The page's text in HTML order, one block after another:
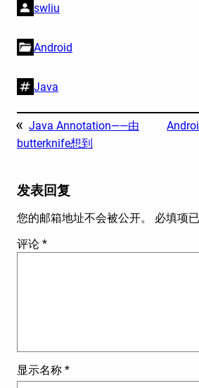
swliu
Android
Java
« Java Annotation——由
butterknife想到
发表回复
您的邮箱地址不会被公开。 必填项
评论 *
显示名称 *